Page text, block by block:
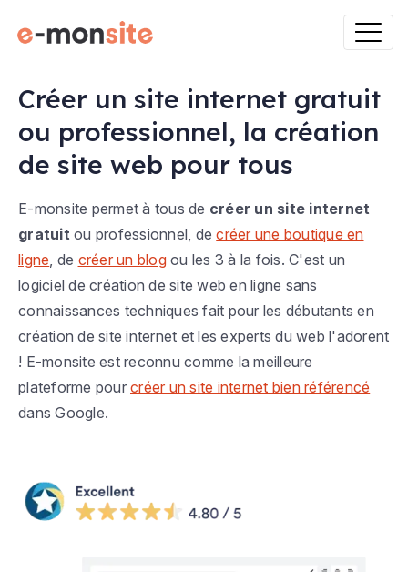
Créer un site internet gratuit
ou professionnel, la création
de site web pour tous
E-monsite permet à tous de créer un site internet
gratuit ou professionnel, decréer une boutique en
ligne , de créer un blogou les 3 à la fois. C'est un
logiciel de création de site web en ligne sans
connaissances techniques fait pour les débutants en
création de site internet et les experts du web l'adorent
! E-monsite est reconnu comme la meilleure
plateforme pour créer un site internet bien référencé
dans Google.